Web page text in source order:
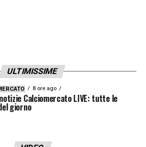
ULTIMISSIME
8 ore ago
Calciomercato LIVE: tutte le
giorno